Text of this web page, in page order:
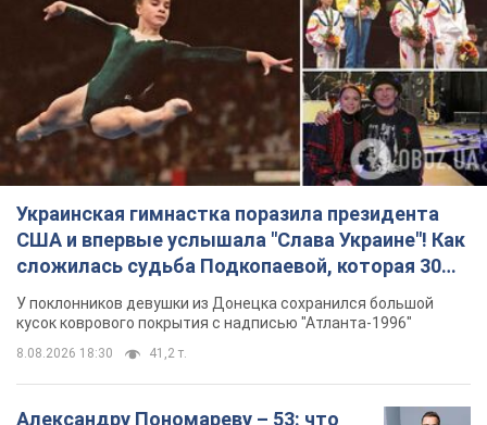
Александру Пономареву – 53: что
известно о трех детях секс-
символа 90-х и как они выглядят
Несмотря на развитие карьеры, артист не
забывал о личном счастье
6 часов назад
В ПриватБанке рассказали,
действительны ли доллары 1996
года: принимают ли обменники и
банки такие купюры
Что делать, если банки и обменники не